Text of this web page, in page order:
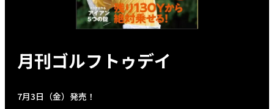
月刊ゴルフトゥデイ
7月3日（金）発売！